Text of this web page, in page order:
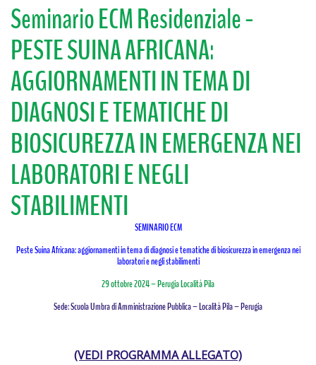
Seminario ECM Residenziale -
PESTE SUINA AFRICANA:
AGGIORNAMENTI IN TEMA DI
DIAGNOSI E TEMATICHE DI
BIOSICUREZZA IN EMERGENZA NEI
LABORATORI E NEGLI
STABILIMENTI
SEMINARIO ECM
Peste Suina Africana: aggiornamenti in tema di diagnosi e tematiche di biosicurezza in emergenza nei
laboratori e negli stabilimenti
29 ottobre 2024 – Perugia Località Pila
Sede: Scuola Umbra di Amministrazione Pubblica – Località Pila – Perugia
(VEDI PROGRAMMA ALLEGATO)